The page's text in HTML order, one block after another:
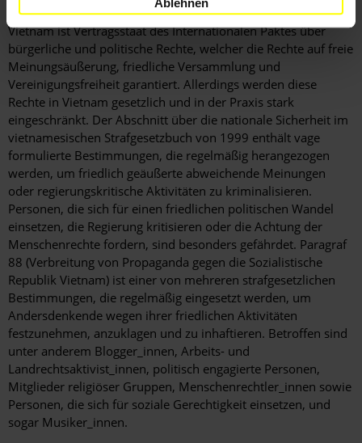
Ablehnen
Vietnam ist Vertragsstaat des Internationalen Paktes über
bürgerliche und politische Rechte, welcher die Rechte auf freie
Meinungsäußerung, friedliche Versammlung und
Vereinigungsfreiheit garantiert. Allerdings werden diese
Rechte in Vietnam gesetzlich und in der Praxis stark
eingeschränkt. Der Abschnitt über die nationale Sicherheit im
vietnamesischen Strafgesetzbuch von 1999 enthält vage
formulierte Bestimmungen, die regelmäßig herangezogen
werden, um friedlich geäußerte abweichende Meinungen
oder regierungskritische Aktivitäten zu kriminalisieren.
Personen, die sich für einen friedlichen politischen Wandel
einsetzen, die Regierung kritisieren oder die Achtung der
Menschenrechte fordern, sind besonders gefährdet. Paragraf
88 (Verbreitung von Propaganda gegen die Sozialistische
Republik Vietnam) ist einer von mehreren strafgesetzlichen
Bestimmungen, die regelmäßig eingesetzt werden, um
Andersdenkende wegen ihrer friedlichen Aktivitäten
festzunehmen, anzuklagen und zu inhaftieren. Betroffen sind
unter anderem Blogger_innen, Arbeits- und
Landrechtsaktivist_innen, politisch engagierte Personen,
Mitglieder religiöser Gruppen, Menschenrechtler_innen sowie
Personen, die sich für soziale Gerechtigkeit einsetzen, und
sogar Musiker_innen.